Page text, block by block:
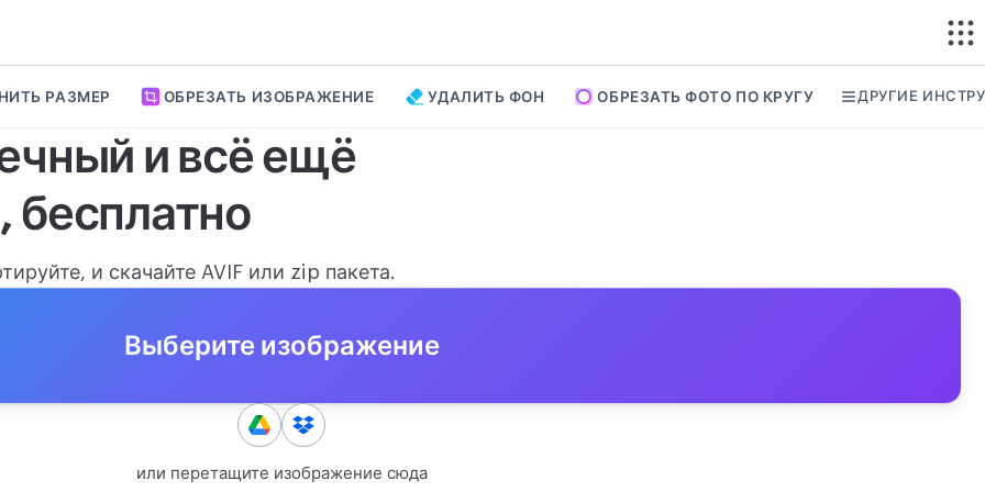
РАЗМЕР ОБРЕЗАТЬ ИЗОБРАЖЕНИЕ УДАЛИТЬ ФОН ОБРЕЗАТЬ ФОТО ПО КРУГУ ДРУГИЕ
и всё ещё
бесплатно
и скачайте AVIF или zip пакета.
Выберите изображение
или перетащите изображение сюда